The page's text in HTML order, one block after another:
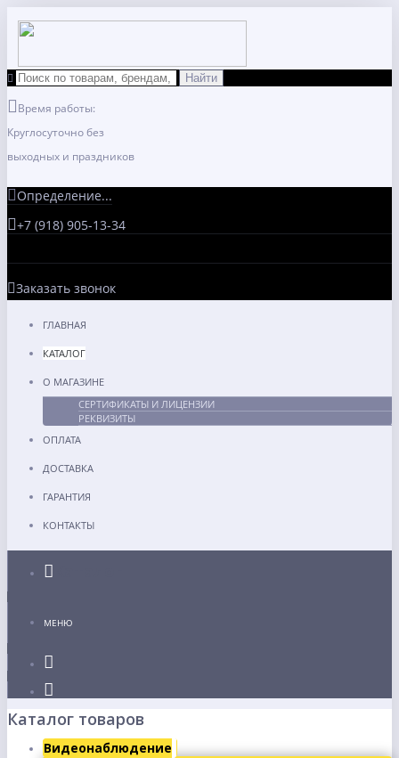
Время работы:
Круглосуточно без
выходных и праздников
Определение...
+7 (918) 905-13-34
Заказать звонок
ГЛАВНАЯ
КАТАЛОГ
О МАГАЗИНЕ
СЕРТИФИКАТЫ И ЛИЦЕНЗИИ
РЕКВИЗИТЫ
ОПЛАТА
ДОСТАВКА
ГАРАНТИЯ
КОНТАКТЫ
МЕНЮ
Каталог товаров
Видеонаблюдение